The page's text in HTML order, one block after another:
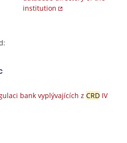
institution
bank vyplývajících z CRDIV